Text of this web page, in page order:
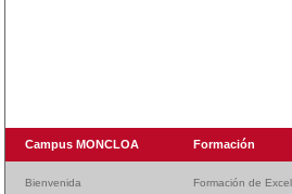
Campus MONCLOA Formación
Bienvenida Formación de